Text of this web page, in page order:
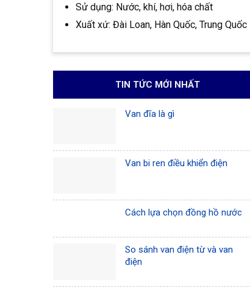
Sử dụng: Nước, khí, hơi, hóa chất
Xuất xứ: Đài Loan, Hàn Quốc, Trung Quốc
TIN TỨC MỚI NHẤT
Van đĩa là gì
Van bi ren điều khiển điện
Cách lựa chọn đồng hồ nước
So sánh van điện từ và van
điện